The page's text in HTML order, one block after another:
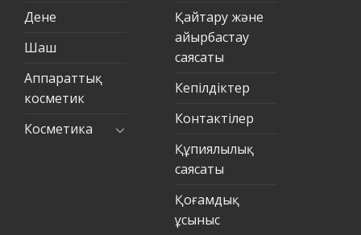
Дене
Шаш
Аппараттық
косметик
Косметика
Қайтару және
айырбастау
саясаты
Кепілдіктер
Контактілер
Құпиялылық
саясаты
Қоғамдық
ұсыныс